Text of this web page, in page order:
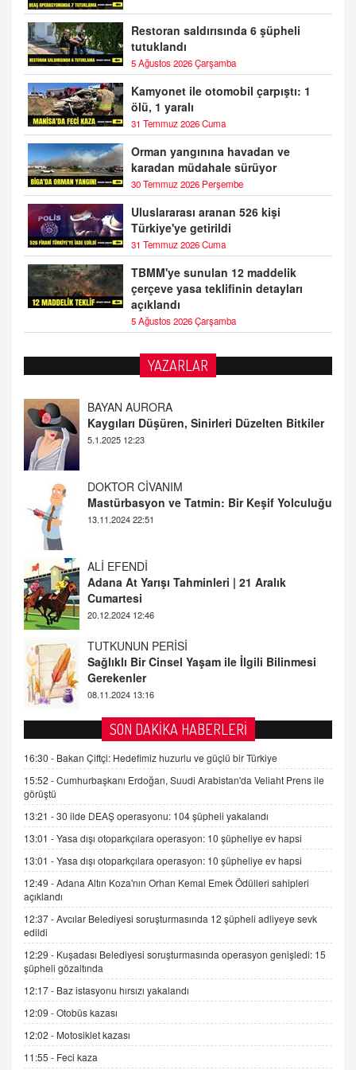
Restoran saldırısında 6 şüpheli
tutuklandı
5 Ağustos 2026 Çarşamba
Kamyonet ile otomobil çarpıştı: 1
ölü, 1 yaralı
31 Temmuz 2026 Cuma
Orman yangınına havadan ve
karadan müdahale sürüyor
30 Temmuz 2026 Perşembe
Uluslararası aranan 526 kişi
Türkiye'ye getirildi
31 Temmuz 2026 Cuma
TBMM'ye sunulan 12 maddelik
çerçeve yasa teklifinin detayları
açıklandı
5 Ağustos 2026 Çarşamba
YAZARLAR
DOKTOR CİVANIM
Mastürbasyon ve Tatmin: Bir Keşif Yolculuğu
13.11.2024 22:51
ALİ EFENDİ
Adana At Yarışı Tahminleri | 21 Aralık
Cumartesi
TUTKUNUN PERİSİ
Sağlıklı Bir Cinsel Yaşam ile İlgili Bilinmesi
Gerekenler
08.11.2024 13:16
FARUK ÖNALAN
Tezkere Onaylanmasaydı…
2 Kasım 2021 Salı 00:11
AV. DOĞAN CAN DOĞAN
Kişisel verilerin korunması ve dijital hukukun
gelişimi
15.09.2025 16:17
SEHER EREK
Kış Ayları Geldi, Hangi Önlemler Alınmalı?
9.12.2025 10:11
İNCİ GÜL AKÖL
06.07.2026 13:00
ADEM AKÖL
Esed Destekçilerinin Yüzüne Vurulan Şamar:
Sednaya
11.12.2024 12:30
DR. EKREM ASLAN
Gerçek Ne, Algı Ne? "Beraber Yürüyoruz"
SON DAKİKA HABERLERİ
16:30 - Bakan Çiftçi: Hedefimiz huzurlu ve güçlü bir Türkiye
15:52 -Cumhurbaşkanı Erdoğan, Suudi Arabistan'da Veliaht Prens ile
görüştü
13:21 -30 ilde DEAŞ operasyonu: 104 şüpheli yakalandı
13:01 -Yasa dışı otoparkçılara operasyon: 10 şüpheliye ev hapsi
13:01 -Yasa dışı otoparkçılara operasyon: 10 şüpheliye ev hapsi
12:49 -Adana Altın Koza'nın Orhan Kemal Emek Ödülleri sahipleri
açıklandı
12:37 -Avcılar Belediyesi soruşturmasında 12 şüpheli adliyeye sevk
edildi
12:29 - Kuşadası Belediyesi soruşturmasında operasyon genişledi: 15
şüpheli gözaltında
12:17 - Baz istasyonu hırsızı yakalandı
12:09 -Otobüs kazası
12:02 - Motosiklet kazası
11:55 - Feci kaza